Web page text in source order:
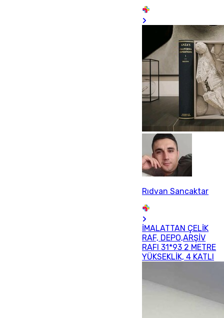
Rıdvan Sancaktar
İMALATTAN ÇELİK
RAF, DEPO,ARŞİV
RAFI 31*93 2 METRE
YÜKSEKLİK, 4 KATLI